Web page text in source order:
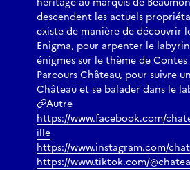
descendent les actuels
existe de manière de découvrir
Enigma, pour arpenter le
énigmes sur le thème de
Parcours Château, pour suivre
Château et se balader dans le
Autre
https://www.facebook.com/
ille
https://www.instagram.com/
https://www.tiktok.com/